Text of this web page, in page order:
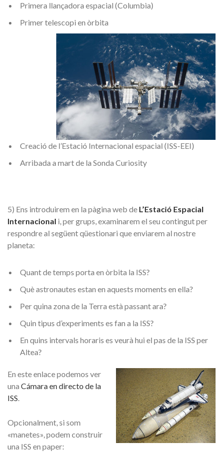
Primera llançadora espacial (Columbia)
Primer telescopi en òrbita
Creació de l’Estació Internacional espacial (ISS-EEI)
Arribada a mart de la Sonda Curiosity
5) Ens introduirem en la pàgina web de L’Estació Espacial
Internacional i, per grups, examinarem el seu contingut per
respondre al següent qüestionari que enviarem al nostre
planeta:
Quant de temps porta en òrbita la ISS?
Què astronautes estan en aquests moments en ella?
Per quina zona de la Terra està passant ara?
Quin tipus d’experiments es fan a la ISS?
En quins intervals horaris es veurà hui el pas de la ISS per
Altea?
En este enlace podemos ver
una Cámara en directo de la
ISS
Opcionalment, si som
«manetes», podem construir
una ISS en paper: